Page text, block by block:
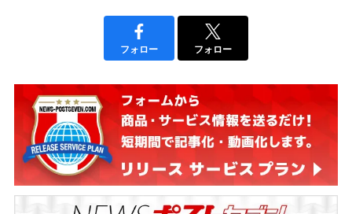
フォロー フォロー